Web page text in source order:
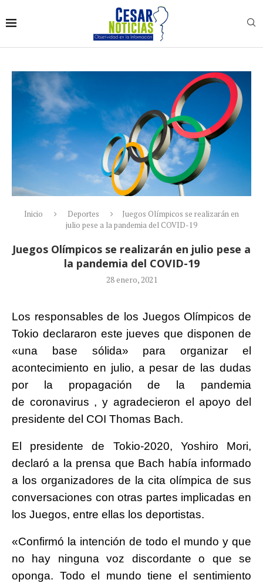
Inicio Deportes
Juegos Olímpicos se realizarán en
julio pese a la pandemia del COVID-19
Juegos Olímpicos se realizarán en julio pese a
la pandemia del COVID-19
28 enero, 2021
Los responsables de los Juegos Olímpicos de
Tokio declararon este jueves que disponen de
«una base sólida» para organizar el
acontecimiento en julio, a pesar de las dudas
por la propagación de la pandemia
de coronavirus , y agradecieron el apoyo del
presidente del COI Thomas Bach.
El presidente de Tokio-2020, Yoshiro Mori,
declaró a la prensa que Bach había informado
a los organizadores de la cita olímpica de sus
conversaciones con otras partes implicadas en
los Juegos, entre ellas los deportistas.
«Confirmó la intención de todo el mundo y que
no hay ninguna voz discordante o que se
oponga. Todo el mundo tiene el sentimiento